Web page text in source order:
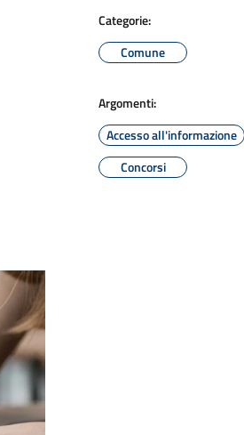
Categorie:
Comune
Argomenti:
Accesso all'informazione
Concorsi